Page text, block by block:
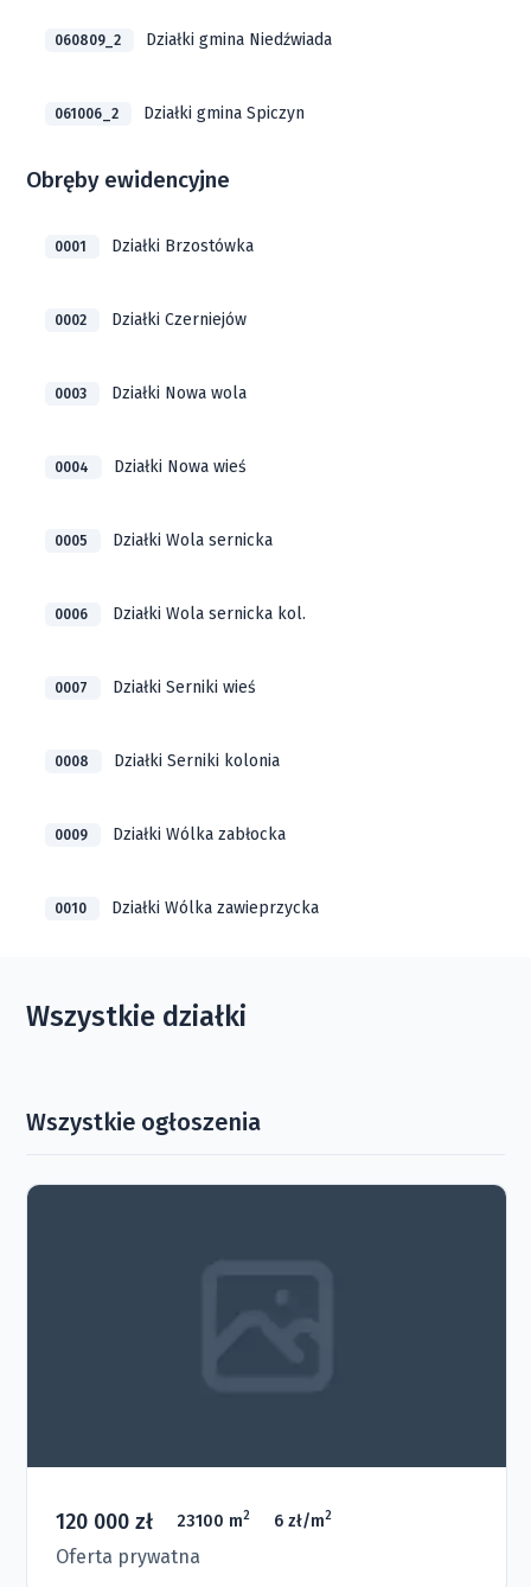
060809_2 Działki gmina Niedźwiada
061006_2 Działki gmina Spiczyn
Obręby ewidencyjne
0001 Działki Brzostówka
0002 Działki Czerniejów
0003 Działki Nowa wola
0004 Działki Nowa wieś
0005 Działki Wola sernicka
0006 Działki Wola sernicka kol.
0007 Działki Serniki wieś
0008 Działki Serniki kolonia
0009 Działki Wólka zabłocka
0010 Działki Wólka zawieprzycka
Wszystkie działki
Wszystkie ogłoszenia
120 000 zł 23100 m2 6 zł/m2
Oferta prywatna